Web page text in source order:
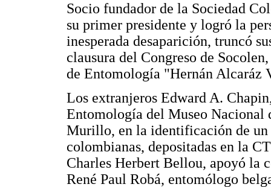
Socio fundador de la Sociedad
su primer presidente y logró la
inesperada desaparición, truncó
clausura del Congreso de
de Entomología "Hernán Alcaráz
Los extranjeros Edward A.
Entomología del Museo Nacional
Murillo, en la identificación de un
colombianas, depositadas en la
Charles Herbert Bellou, apoyó la
René Paul Robá, entomólogo